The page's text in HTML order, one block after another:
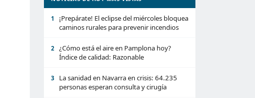
1
¡Prepárate! El eclipse del miércoles bloquea
caminos rurales para prevenir incendios
2
¿Cómo está el aire en Pamplona hoy?
Índice de calidad: Razonable
3
La sanidad en Navarra en crisis: 64.235
personas esperan consulta y cirugía